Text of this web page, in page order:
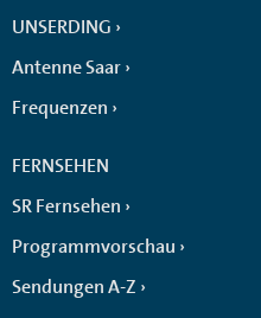
UNSERDING
Antenne Saar
Frequenzen
FERNSEHEN
SR Fernsehen
Programmvorschau
Sendungen A-Z